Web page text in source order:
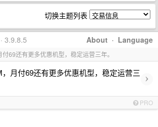
切换主题列表
About · Language
3.9.8.5
69还有更多优惠机型，稳定运营三年。
月付69还有更多优惠机型，稳定运营三 ›
PRO